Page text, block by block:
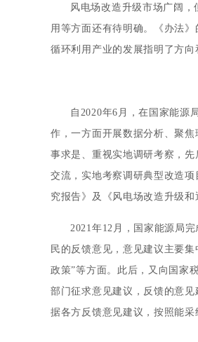
风电场改造升级市场广阔
用等方面还有待明确。《办法
循环利用产业的发展指明了方向
自2020年6月，在国家能源
作，一方面开展数据分析、聚
事求是、重视实地调研考察，
交流，实地考察调研典型改造
究报告》及《风电场改造升级和
2021年12月，国家能源局
民的反馈意见，意见建议主要
政策”等方面。此后，又向国家
部门征求意见建议，反馈的意
据各方反馈意见建议，按照能